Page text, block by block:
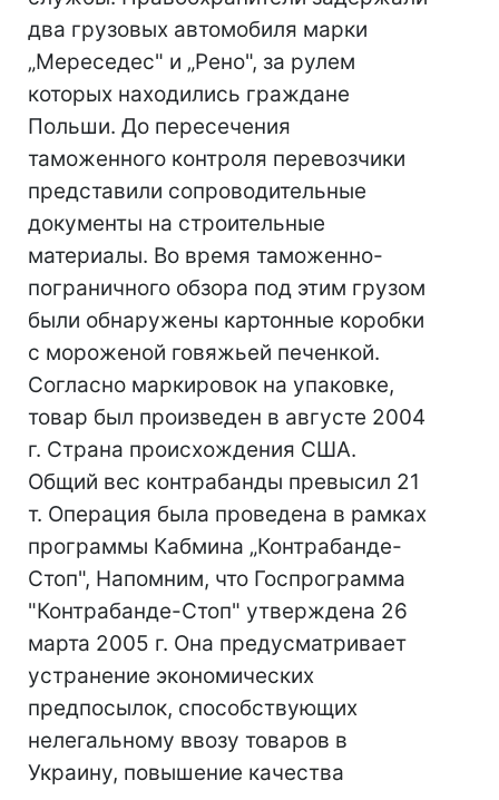
два грузовых автомобиля марки
„Мереседес" и „Рено", за рулем
которых находились граждане
Польши. До пересечения
таможенного контроля перевозчики
представили сопроводительные
документы на строительные
материалы. Во время таможенно-
пограничного обзора под этим грузом
были обнаружены картонные коробки
с мороженой говяжьей печенкой.
Согласно маркировок на упаковке,
товар был произведен в августе 2004
г. Страна происхождения США.
Общий вес контрабанды превысил 21
т. Операция была проведена в рамках
программы Кабмина „Контрабанде-
Стоп", Напомним, что Госпрограмма
"Контрабанде-Стоп" утверждена 26
марта 2005 г. Она предусматривает
устранение экономических
предпосылок, способствующих
нелегальному ввозу товаров в
Украину, повышение качества